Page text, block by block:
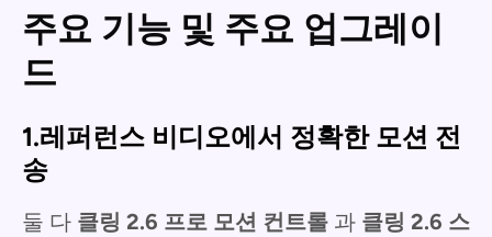
주요 기능 및 주요 업그레이
드
1.레퍼런스 비디오에서 정확한 모션 전
송
둘 다 클링 2.6 프로 모션 컨트롤 과 클링 2.6 스